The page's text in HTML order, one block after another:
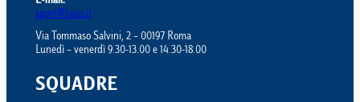
sport@luiss.it
Via Tommaso Salvini, 2 – 00197 Roma
Lunedì – venerdì 9.30-13.00 e 14.30-18.00
SQUADRE